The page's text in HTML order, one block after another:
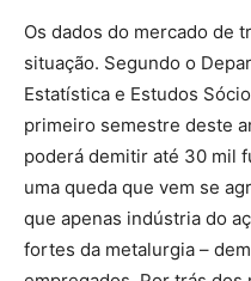
Os dados do mercado de
situação. Segundo o
Estatística e Estudos
primeiro semestre deste
poderá demitir até 30 mil
uma queda que vem se
que apenas indústria do
fortes da metalurgia –